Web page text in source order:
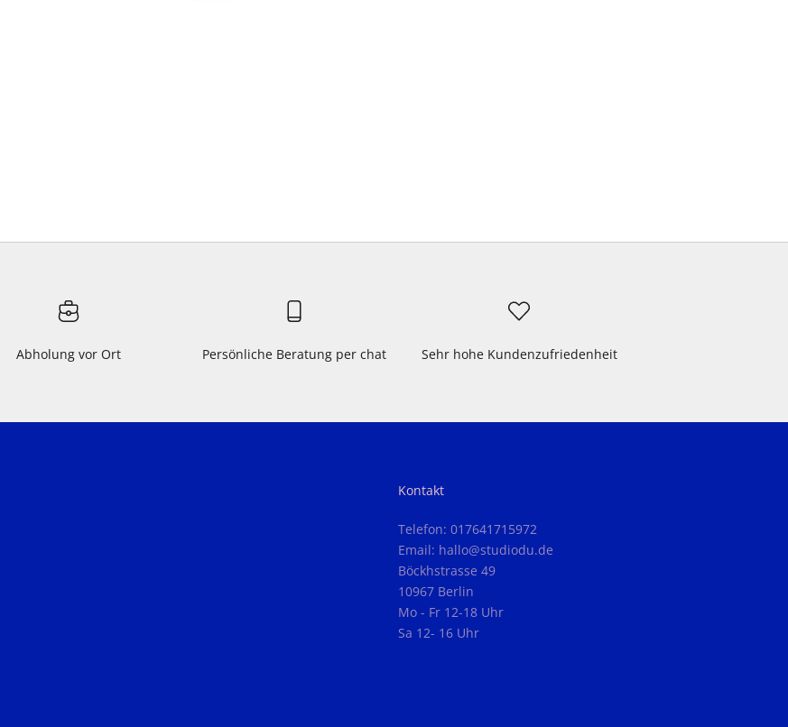
Abholung vor Ort Persönliche Beratung per chat Sehr hohe Kundenzufriedenheit
Kontakt
Telefon: 017641715972
Email: hallo@studiodu.de
Böckhstrasse 49
10967 Berlin
Mo - Fr 12-18 Uhr
Sa 12- 16 Uhr